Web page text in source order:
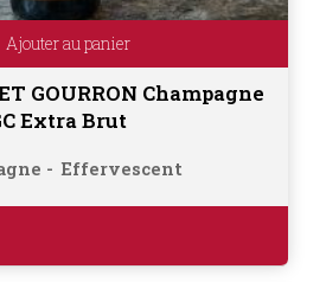
Ajouter au panier
GOURRON Champagne
Extra Brut
Effervescent